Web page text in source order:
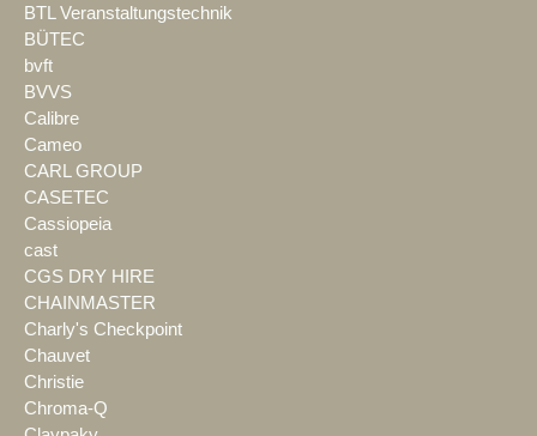
BTL Veranstaltungstechnik
BÜTEC
bvft
BVVS
Calibre
Cameo
CARL GROUP
CASETEC
Cassiopeia
cast
CGS DRY HIRE
CHAINMASTER
Charly's Checkpoint
Chauvet
Christie
Chroma-Q